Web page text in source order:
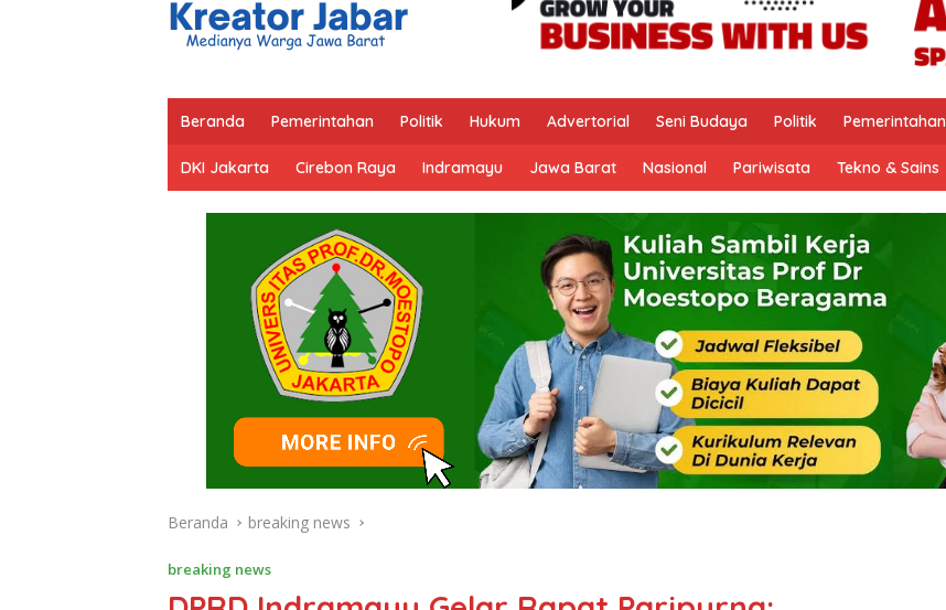
Beranda Pemerintahan Politik Hukum Advertorial Seni Budaya Politik Pemerintahan
DKI Jakarta Cirebon Raya Indramayu Jawa Barat Nasional Pariwisata Tekno & Sains
Beranda breaking news
breaking news